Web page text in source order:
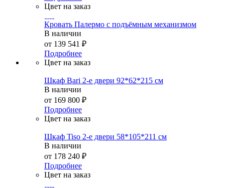
Цвет на заказ
Кровать Палермо с подъёмным механизмом
В наличии
от 139 541 ₽
Подробнее
Цвет на заказ
Шкаф Bari 2-е двери 92*62*215 см
В наличии
от 169 800 ₽
Подробнее
Цвет на заказ
Шкаф Tiso 2-е двери 58*105*211 см
В наличии
от 178 240 ₽
Подробнее
Цвет на заказ